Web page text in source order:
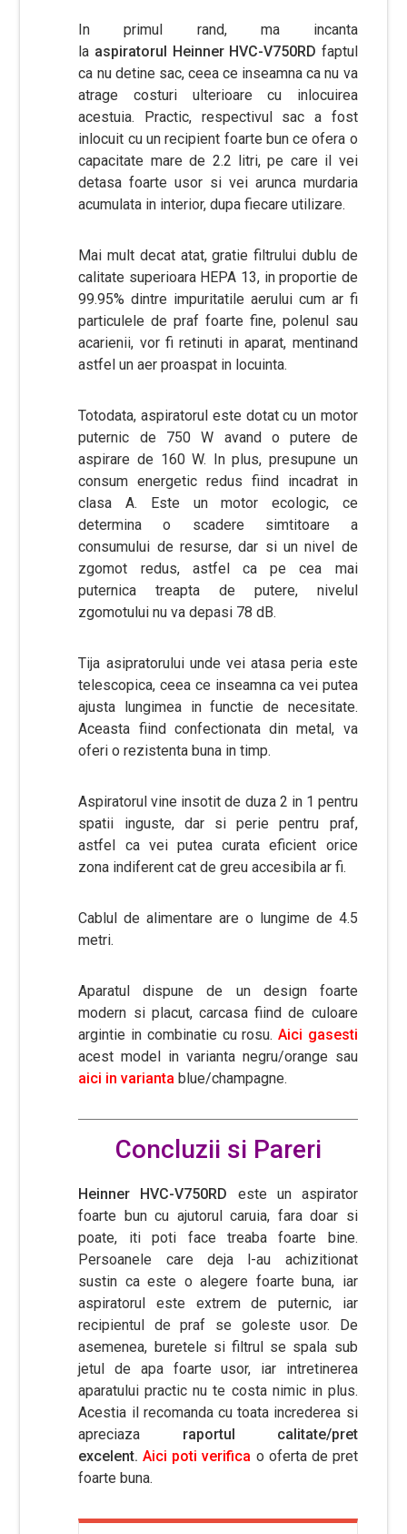
In primul rand, ma incanta
la aspiratorul Heinner HVC-V750RD faptul
ca nu detine sac, ceea ce inseamna ca nu va
atrage costuri ulterioare cu inlocuirea
acestuia. Practic, respectivul sac a fost
inlocuit cu un recipient foarte bun ce ofera o
capacitate mare de 2.2 litri, pe care il vei
detasa foarte usor si vei arunca murdaria
acumulata in interior, dupa fiecare utilizare.
Mai mult decat atat, gratie filtrului dublu de
calitate superioara HEPA 13, in proportie de
99.95% dintre impuritatile aerului cum ar fi
particulele de praf foarte fine, polenul sau
acarienii, vor fi retinuti in aparat, mentinand
astfel un aer proaspat in locuinta.
Totodata, aspiratorul este dotat cu un motor
puternic de 750 W avand o putere de
aspirare de 160 W. In plus, presupune un
consum energetic redus fiind incadrat in
clasa A. Este un motor ecologic, ce
determina o scadere simtitoare a
consumului de resurse, dar si un nivel de
zgomot redus, astfel ca pe cea mai
puternica treapta de putere, nivelul
zgomotului nu va depasi 78 dB.
Tija asipratorului unde vei atasa peria este
telescopica, ceea ce inseamna ca vei putea
ajusta lungimea in functie de necesitate.
Aceasta fiind confectionata din metal, va
oferi o rezistenta buna in timp.
Aspiratorul vine insotit de duza 2 in 1 pentru
spatii inguste, dar si perie pentru praf,
astfel ca vei putea curata eficient orice
zona indiferent cat de greu accesibila ar fi.
Cablul de alimentare are o lungime de 4.5
metri.
Aparatul dispune de un design foarte
modern si placut, carcasa fiind de culoare
argintie in combinatie cu rosu. Aici gasesti
acest model in varianta negru/orange sau
aici in varianta blue/champagne.
Concluzii si Pareri
Heinner HVC-V750RD este un aspirator
foarte bun cu ajutorul caruia, fara doar si
poate, iti poti face treaba foarte bine.
Persoanele care deja l-au achizitionat
sustin ca este o alegere foarte buna, iar
aspiratorul este extrem de puternic, iar
recipientul de praf se goleste usor. De
asemenea, buretele si filtrul se spala sub
jetul de apa foarte usor, iar intretinerea
aparatului practic nu te costa nimic in plus.
Acestia il recomanda cu toata increderea si
apreciaza raportul calitate/pret
excelent.Aici poti verifica o oferta de pret
foarte buna.